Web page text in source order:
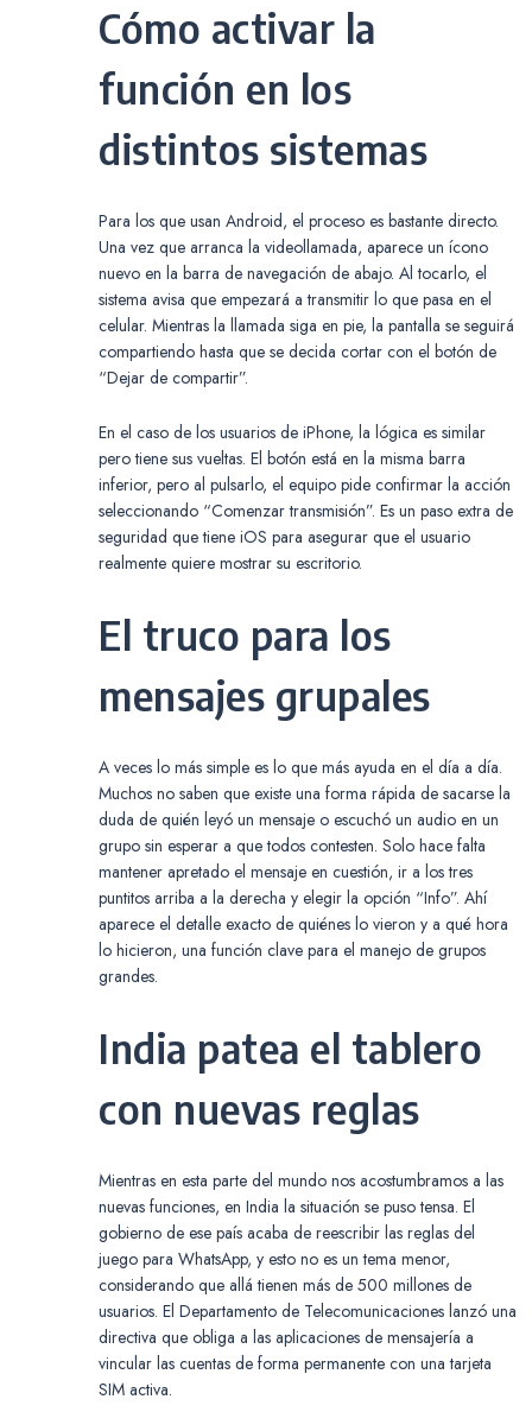
Cómo activar la
función en los
distintos sistemas
Para los que usan Android, el proceso es bastante directo.
Una vez que arranca la videollamada, aparece un ícono
nuevo en la barra de navegación de abajo. Al tocarlo, el
sistema avisa que empezará a transmitir lo que pasa en el
celular. Mientras la llamada siga en pie, la pantalla se seguirá
compartiendo hasta que se decida cortar con el botón de
“Dejar de compartir”.
En el caso de los usuarios de iPhone, la lógica es similar
pero tiene sus vueltas. El botón está en la misma barra
inferior, pero al pulsarlo, el equipo pide confirmar la acción
seleccionando “Comenzar transmisión”. Es un paso extra de
seguridad que tiene iOS para asegurar que el usuario
realmente quiere mostrar su escritorio.
El truco para los
mensajes grupales
A veces lo más simple es lo que más ayuda en el día a día.
Muchos no saben que existe una forma rápida de sacarse la
duda de quién leyó un mensaje o escuchó un audio en un
grupo sin esperar a que todos contesten. Solo hace falta
mantener apretado el mensaje en cuestión, ir a los tres
puntitos arriba a la derecha y elegir la opción “Info”. Ahí
aparece el detalle exacto de quiénes lo vieron y a qué hora
lo hicieron, una función clave para el manejo de grupos
grandes.
India patea el tablero
con nuevas reglas
Mientras en esta parte del mundo nos acostumbramos a las
nuevas funciones, en India la situación se puso tensa. El
gobierno de ese país acaba de reescribir las reglas del
juego para WhatsApp, y esto no es un tema menor,
considerando que allá tienen más de 500 millones de
usuarios. El Departamento de Telecomunicaciones lanzó una
directiva que obliga a las aplicaciones de mensajería a
vincular las cuentas de forma permanente con una tarjeta
SIM activa.